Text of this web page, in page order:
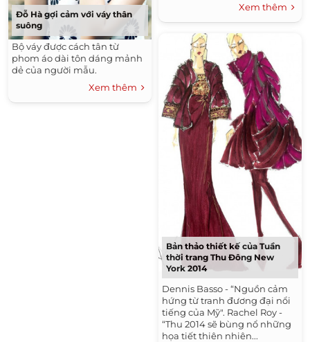
Đỗ Hà gợi cảm với váy thân
suông
Bộ váy được cách tân từ
phom áo dài tôn dáng mảnh
dẻ của người mẫu.
Xem thêm
Xem thêm
Bản thảo thiết kế của Tuần
thời trang Thu Đông New
York 2014
Dennis Basso - “Nguồn cảm
hứng từ tranh đương đại nổi
tiếng của Mỹ". Rachel Roy -
“Thu 2014 sẽ bùng nổ những
họa tiết thiên nhiên...